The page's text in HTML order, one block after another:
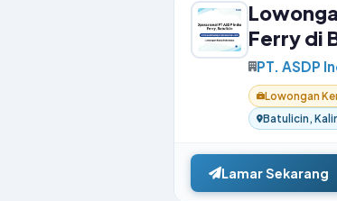
Ferry di
PT. ASDP
Lowongan
Batulicin,
Lamar Sekarang